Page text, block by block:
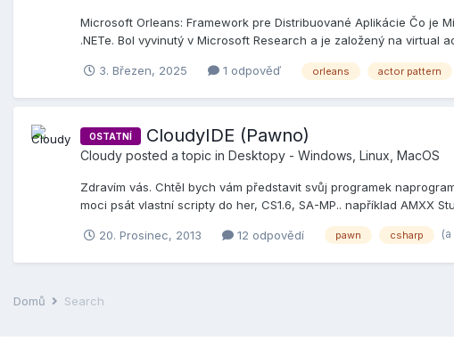
Microsoft Orleans: Framework pre Distribuované Aplikácie Čo je
.NETe. Bol vyvinutý v Microsoft Research a je založený na virtual
3. Březen, 2025 1 odpověď orleans actor pattern
OSTATNÍ CloudyIDE (Pawno)
Cloudy posted a topic in Desktopy - Windows, Linux, MacOS
Zdravím vás. Chtěl bych vám představit svůj programek
moci psát vlastní scripty do her, CS1.6, SA-MP.. například AMXX
20. Prosinec, 2013 12 odpovědí pawn csharp
Domů Search